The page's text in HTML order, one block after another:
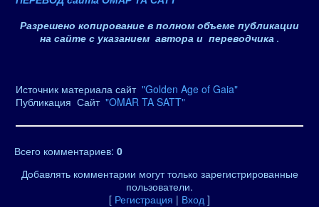
Разрешено копирование в полном объеме публикации
на сайте с указанием автора и переводчика .
Источник материала сайт "Golden Age of Gaia"
Публикация Сайт "OMAR TA SATT"
Всего комментариев: 0
Добавлять комментарии могут только зарегистрированные
пользователи.
[ Регистрация | Вход ]